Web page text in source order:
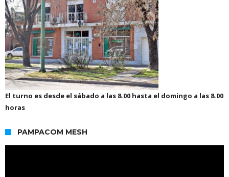
El turno es desde el sábado a las 8.00 hasta el domingo a las 8.00
horas
PAMPACOM MESH